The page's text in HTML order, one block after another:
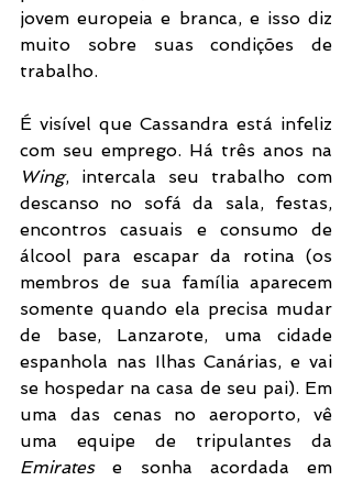
jovem europeia e branca, e isso diz
muito sobre suas condições de
trabalho.
É visível que Cassandra está infeliz
Wing, intercala seu trabalho com
descanso no sofá da sala, festas,
encontros casuais e consumo de
álcool para escapar da rotina (os
membros de sua família aparecem
somente quando ela precisa mudar
de base, Lanzarote, uma cidade
espanhola nas Ilhas Canárias, e vai
se hospedar na casa de seu pai). Em
uma das cenas no aeroporto, vê
Emirates e sonha acordada em